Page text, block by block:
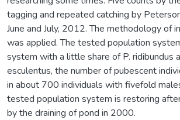
tagging and repeated catching by
June and July, 2012. The methodology of
was applied. The tested population
system with a little share of P. ridibundus
esculentus, the number of pubescent
in about 700 individuals with fivefold
tested population system is restoring
by the draining of pond in 2000.